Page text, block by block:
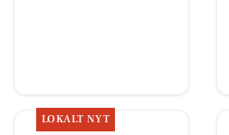
LOKALT NYT